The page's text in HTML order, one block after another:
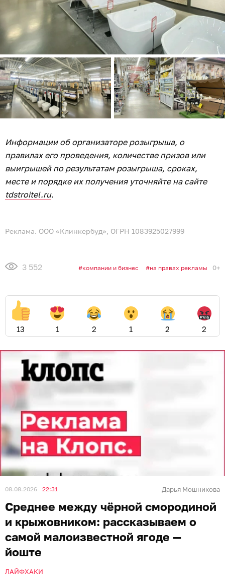
Информации об организаторе розыгрыша, о
правилах его проведения, количестве призов или
выигрышей по результатам розыгрыша, сроках,
месте и порядке их получения уточняйте на сайте
tdstroitel.ru.
Реклама. ООО «Клинкербуд», ОГРН 1083925027999
3 552 компании и бизнес на правах рекламы 0+
13 1 2 1 2 2
08.08.2026 22:31 Дарья Мошникова
Среднее между чёрной смородиной
и крыжовником: рассказываем о
самой малоизвестной ягоде —
йоште
ЛАЙФХАКИ